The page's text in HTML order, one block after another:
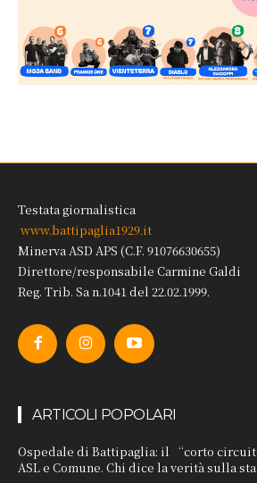
Testata giornalistica
www.battipaglia1929.it
Minerva ASD APS (C.F. 91076630655)
Direttore/responsabile Carmine Galdi
Reg. Trib. Sa n.1041 del 22.02.1999.
ARTICOLI POPOLARI
Ospedale di Battipaglia: il “corto
ASL e Comune. Chi dice la verità sulla